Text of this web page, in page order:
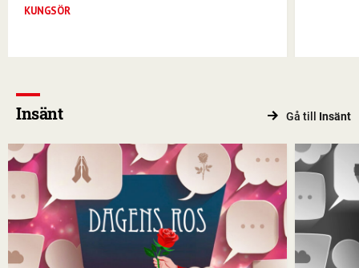
KUNGSÖR
Insänt Gå till Insänt